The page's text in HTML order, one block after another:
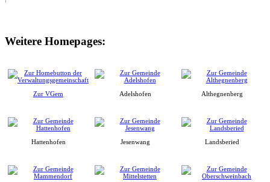
Weitere Homepages:
Zur VGem Adelshofen Althegnenberg
Hattenhofen Jesenwang Landsberied